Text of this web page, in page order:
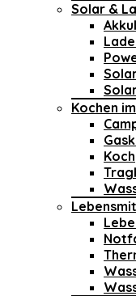
Solar &
Kochen